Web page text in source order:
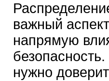
важный
напрямую
нужно